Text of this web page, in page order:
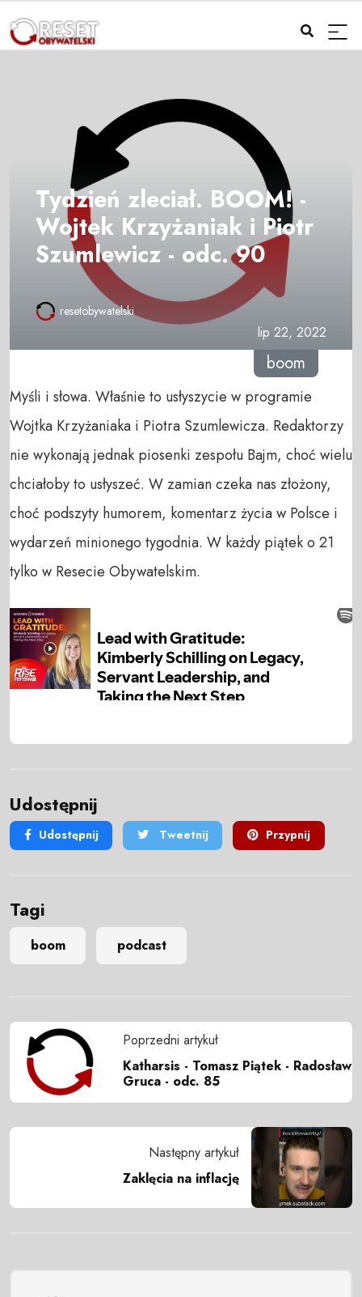
Tydzień zleciał. BOOM! -
Wojtek Krzyżaniak i Piotr
Szumlewicz - odc. 90
resetobywatelski
lip 22, 2022
boom
Myśli i słowa. Właśnie to usłyszycie w programie
Wojtka Krzyżaniaka i Piotra Szumlewicza. Redaktorzy
nie wykonają jednak piosenki zespołu Bajm, choć wielu
chciałoby to usłyszeć. W zamian czeka nas złożony,
choć podszyty humorem, komentarz życia w Polsce i
wydarzeń minionego tygodnia. W każdy piątek o 21
tylko w Resecie Obywatelskim.
Udostępnij
Udostępnij Tweetnij Przypnij
Tagi
boom podcast
Poprzedni artykuł
Katharsis - Tomasz Piątek - Radosław
Gruca - odc. 85
Następny artykuł
Zaklęcia na inflację